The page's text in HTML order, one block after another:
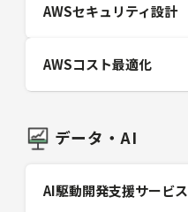
AWSセキュリティ設計
AWSコスト最適化
データ・AI
AI駆動開発支援サービス